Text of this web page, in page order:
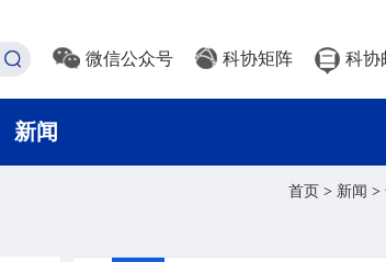
微信公众号 科协矩阵 科协
新闻
首页 > 新闻 >